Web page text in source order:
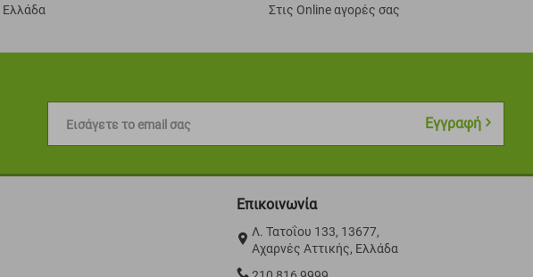
Ελλάδα Στις Online αγορές σας
Εισάγετε το email σας Εγγραφή
Επικοινωνία
Λ. Τατοΐου 133, 13677,
Αχαρνές Αττικής, Ελλάδα